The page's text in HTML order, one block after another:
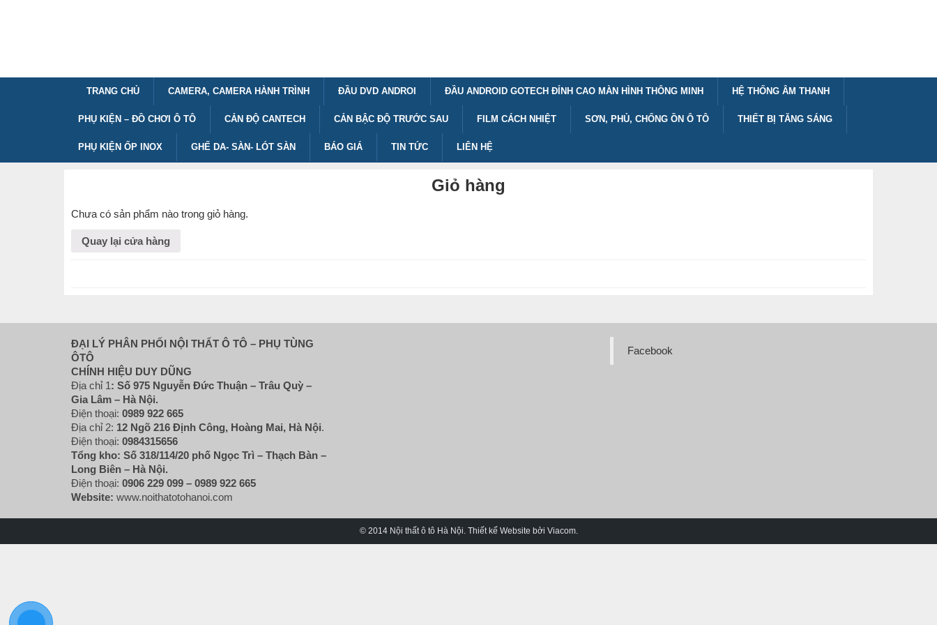
CAMERA, CAMERA HÀNH TRÌNH HỆ THỐNG ÂM THANH
PHỤ KIỆN – ĐỒ CHƠI Ô TÔ CẢN ĐỘ CANTECH CẢN BẬC ĐỘ TRƯỚC SAU FILM CÁCH NHIỆT SƠN, PHỦ, CHỐNG ỒN Ô TÔ THIẾT BỊ TĂNG SÁNG
PHỤ KIỆN ỐP INOX LIÊN HỆ
Giỏ hàng
Chưa có sản phẩm nào trong giỏ hàng.
Quay lại cửa hàng
ĐẠI LÝ PHÂN PHỐI NỘI THẤT Ô TÔ – PHỤ TÙNG
ÔTÔ
CHÍNH HIỆU DUY DŨNG
Địa chỉ 1: Số 975 Nguyễn Đức Thuận – Trâu Quỳ –
Gia Lâm – Hà Nội.
Điện thoại: 0989 922 665
Địa chỉ 2:12 Ngõ 216 Định Công, Hoàng Mai, Hà Nội.
Điện thoại: 0984315656
Tổng kho: Số 318/114/20 phố Ngọc Trì – Thạch Bàn –
Long Biên – Hà Nội.
Điện thoại: 0906 229 099 –
0989 922 665
Website: www.noithatotohanoi.com
Facebook
© 2014 Nội thất ô tô Hà Nội. Thiết kế Website bởi Viacom.